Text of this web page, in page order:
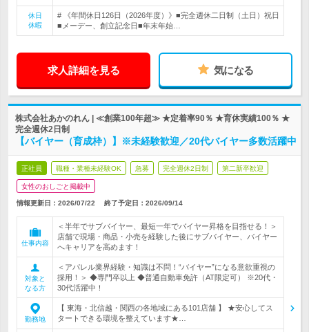
休日
休暇
# 《年間休日126日（2026年度）》■完全週休二日制（土日）祝日
■メーデー、創立記念日■年末年始…
求人詳細を見る 気になる
株式会社あかのれん | ≪創業100年超≫ ★定着率90％ ★育休実績100％ ★
完全週休2日制
【バイヤー（育成枠）】※未経験歓迎／20代バイヤー多数活躍中
正社員 職種・業種未経験OK 急募 完全週休2日制 第二新卒歓迎
女性のおしごと掲載中
情報更新日：2026/07/22 終了予定日： 2026/09/14
仕事内容
＜半年でサブバイヤー、最短一年でバイヤー昇格を目指せる！＞
店舗で現場・商品・小売を経験した後にサブバイヤー、バイヤー
へキャリアを高めます！
対象と
なる方
＜アパレル業界経験・知識は不問！“バイヤー”になる意欲重視の
採用！＞ ◆専門卒以上 ◆普通自動車免許（AT限定可） ※20代・
30代活躍中！
勤務地
【 東海・北信越・関西の各地域にある101店舗 】 ★安心してス
タートできる環境を整えています★…